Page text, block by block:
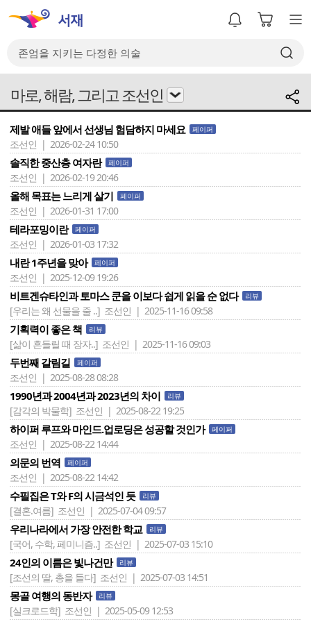
마로, 해람, 그리고 조선인
제발 애들 앞에서 선생님 험담하지 마세요 페이퍼
조선인 | 2026-02-24 10:50
솔직한 중산층 여자란 페이퍼
조선인 | 2026-02-19 20:46
올해 목표는 느리게 살기 페이퍼
조선인 | 2026-01-31 17:00
테라포밍이란 페이퍼
조선인 | 2026-01-03 17:32
내란 1주년을 맞아 페이퍼
조선인 | 2025-12-09 19:26
비트겐슈타인과 토마스 쿤을 이보다 쉽게 읽을 순 없다 리뷰
[우리는 왜 선물을 줄 ..] 조선인 | 2025-11-16 09:58
기획력이 좋은 책 리뷰
[삶이 흔들릴 때 장자..] 조선인 | 2025-11-16 09:03
두번째 갈림길 페이퍼
조선인 | 2025-08-28 08:28
1990년과 2004년과 2023년의 차이 리뷰
[감각의 박물학] 조선인 | 2025-08-22 19:25
하이퍼 루프와 마인드.업로딩은 성공할 것인가 페이퍼
조선인 | 2025-08-22 14:44
의문의 번역 페이퍼
조선인 | 2025-08-22 14:42
수필집은 T와 F의 시금석인 듯 리뷰
[결혼.여름] 조선인 | 2025-07-04 09:57
우리나라에서 가장 안전한 학교 리뷰
[국어, 수학, 페미니즘..] 조선인 | 2025-07-03 15:10
24인의 이름은 빛나건만 리뷰
[조선의 딸, 총을 들다] 조선인 | 2025-07-03 14:51
몽골 여행의 동반자 리뷰
[실크로드학] 조선인 | 2025-05-09 12:53